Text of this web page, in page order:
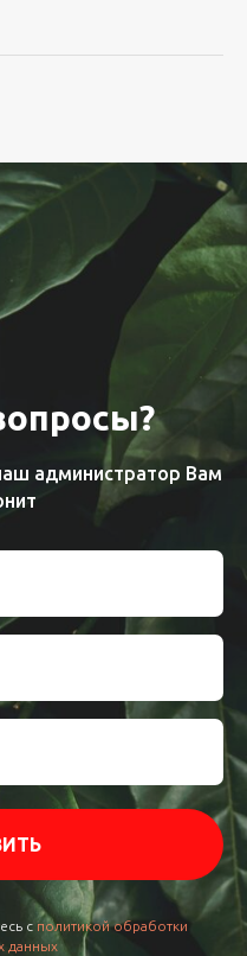
администратор Вам
с политикой обработки
данных